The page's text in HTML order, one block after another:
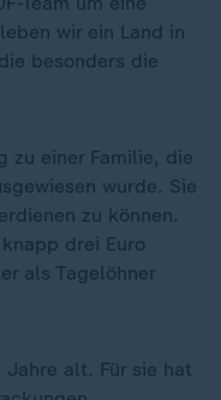
wir ein Land in
besonders die
zu einer Familie, die
wurde. Sie
zu können.
drei Euro
als Tagelöhner
alt. Für sie hat